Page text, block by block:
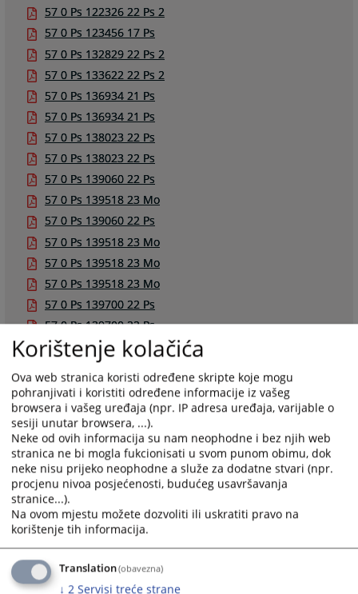
57 0 Ps 122326 22 Ps 2
57 0 Ps 123456 17 Ps
57 0 Ps 132829 22 Ps 2
57 0 Ps 133622 22 Ps 2
57 0 Ps 136934 21 Ps
57 0 Ps 136934 21 Ps
57 0 Ps 138023 22 Ps
57 0 Ps 138023 22 Ps
57 0 Ps 139060 22 Ps
57 0 Ps 139518 23 Mo
57 0 Ps 139060 22 Ps
57 0 Ps 139518 23 Mo
57 0 Ps 139518 23 Mo
57 0 Ps 139518 23 Mo
57 0 Ps 139700 22 Ps
57 0 Ps 139700 22 Ps
57 0 Ps 139750 22 Ps
57 0 Ps 139922 23 Mo
57 0 Ps 140275 22 Ps
Pravna pomoć
Okružni privredni sud Banja Luka nije ovlašten pružati
pravnu pomoć strankama u postupku pred sudovima.
Za svaku vrstu pravne pomoći stranke se mogu
obratiti:
Korištenje kolačića
Ova web stranica koristi određene skripte koje mogu
pohranjivati i koristiti određene informacije iz vašeg
browsera i vašeg uređaja (npr. IP adresa uređaja, varijable o
sesiji unutar browsera, ...).
Neke od ovih informacija su nam neophodne i bez njih web
stranica ne bi mogla fukcionisati u svom punom obimu, dok
neke nisu prijeko neophodne a služe za dodatne stvari (npr.
procjenu nivoa posjećenosti, budućeg usavršavanja
stranice...).
Na ovom mjestu možete dozvoliti ili uskratiti pravo na
korištenje tih informacija.
Translation(obavezna)
↓ 2 Servisi treće strane